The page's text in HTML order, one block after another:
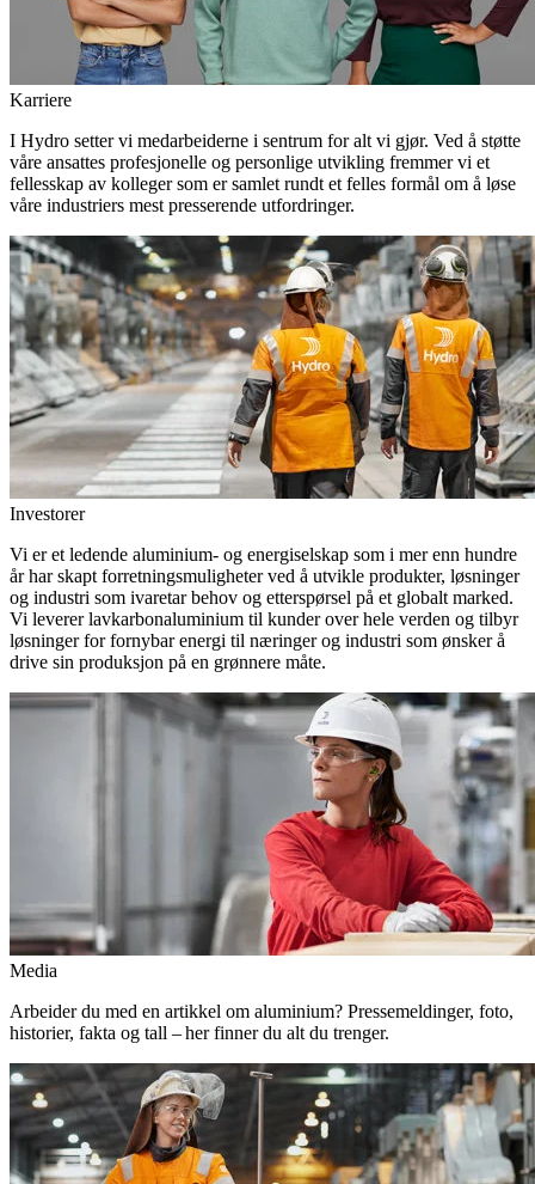
Karriere
I Hydro setter vi medarbeiderne i sentrum for alt vi gjør. Ved å støtte
våre ansattes profesjonelle og personlige utvikling fremmer vi et
fellesskap av kolleger som er samlet rundt et felles formål om å løse
våre industriers mest presserende utfordringer.
Investorer
Vi er et ledende aluminium- og energiselskap som i mer enn hundre
år har skapt forretningsmuligheter ved å utvikle produkter, løsninger
og industri som ivaretar behov og etterspørsel på et globalt marked.
Vi leverer lavkarbonaluminium til kunder over hele verden og tilbyr
løsninger for fornybar energi til næringer og industri som ønsker å
drive sin produksjon på en grønnere måte.
Media
Arbeider du med en artikkel om aluminium? Pressemeldinger, foto,
historier, fakta og tall – her finner du alt du trenger.